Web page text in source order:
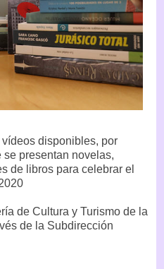
disponibles, por
presentan novelas,
de libros para celebrar el
de Cultura y Turismo de la
de la Subdirección